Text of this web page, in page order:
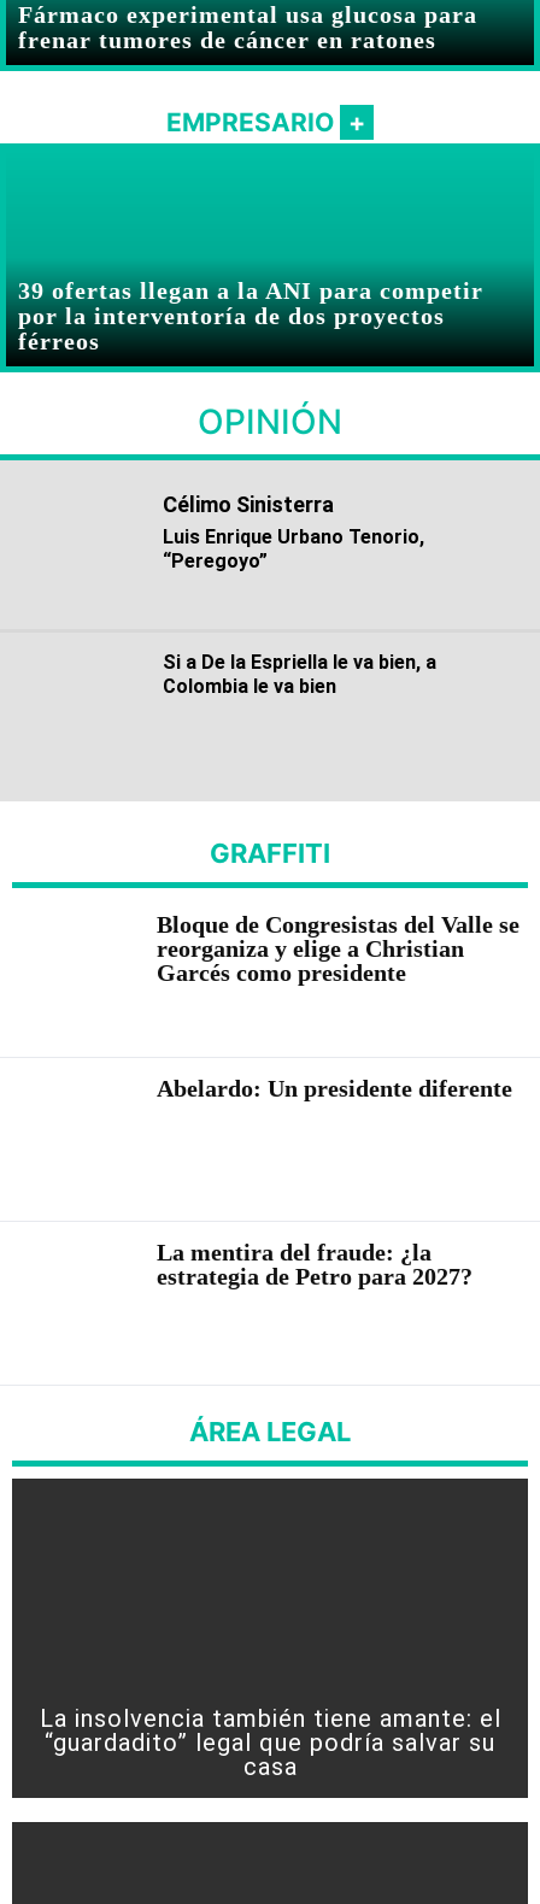
Fármaco experimental usa glucosa para
frenar tumores de cáncer en ratones
EMPRESARIO
39 ofertas llegan a la ANI para competir
por la interventoría de dos proyectos
férreos
OPINIÓN
Célimo Sinisterra
Luis Enrique Urbano Tenorio,
“Peregoyo”
Si a De la Espriella le va bien, a
Colombia le va bien
GRAFFITI
Bloque de Congresistas del Valle se
reorganiza y elige a Christian
Garcés como presidente
Abelardo: Un presidente diferente
La mentira del fraude: ¿la
estrategia de Petro para 2027?
ÁREA LEGAL
La insolvencia también tiene amante: el
“guardadito” legal que podría salvar su
casa